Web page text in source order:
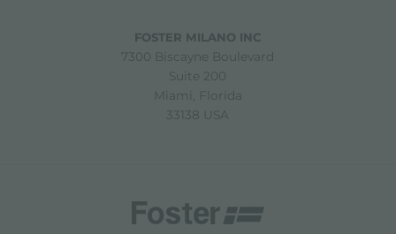
FOSTER MILANO INC
7300 Biscayne Boulevard
Suite 200
Miami, Florida
33138 USA